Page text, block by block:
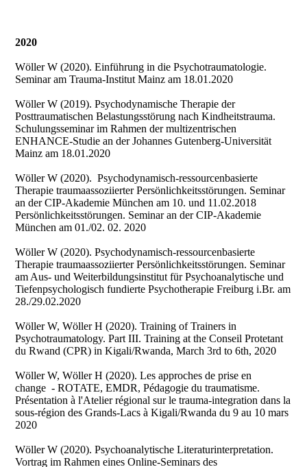
2020
Wöller W (2020). Einführung in die Psychotraumatologie.
Seminar am Trauma-Institut Mainz am 18.01.2020
Wöller W (2019). Psychodynamische Therapie der
Posttraumatischen Belastungsstörung nach Kindheitstrauma.
Schulungsseminar im Rahmen der multizentrischen
ENHANCE-Studie an der Johannes Gutenberg-Universität
Mainz am 18.01.2020
Wöller W (2020). Psychodynamisch-ressourcenbasierte
Therapie traumaassoziierter Persönlichkeitsstörungen. Seminar
an der CIP-Akademie München am 10. und 11.02.2018
Persönlichkeitsstörungen. Seminar an der CIP-Akademie
München am 01./02. 02. 2020
Wöller W (2020). Psychodynamisch-ressourcenbasierte
Therapie traumaassoziierter Persönlichkeitsstörungen. Seminar
am Aus- und Weiterbildungsinstitut für Psychoanalytische und
Tiefenpsychologisch fundierte Psychotherapie Freiburg i.Br. am
28./29.02.2020
Wöller W, Wöller H (2020). Training of Trainers in
Psychotraumatology. Part III. Training at the Conseil Protetant
du Rwand (CPR) in Kigali/Rwanda, March 3rd to 6th, 2020
Wöller W, Wöller H (2020). Les approches de prise en
change - ROTATE, EMDR, Pédagogie du traumatisme.
Présentation à l'Atelier régional sur le trauma-integration dans la
sous-région des Grands-Lacs à Kigali/Rwanda du 9 au 10 mars
2020
Wöller W (2020). Psychoanalytische Literaturinterpretation.
Vortrag im Rahmen eines Online-Seminars des